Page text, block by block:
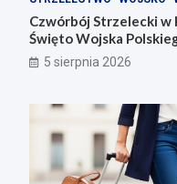
Czwórbój Strzelecki w
Święto Wojska
5 sierpnia 2026